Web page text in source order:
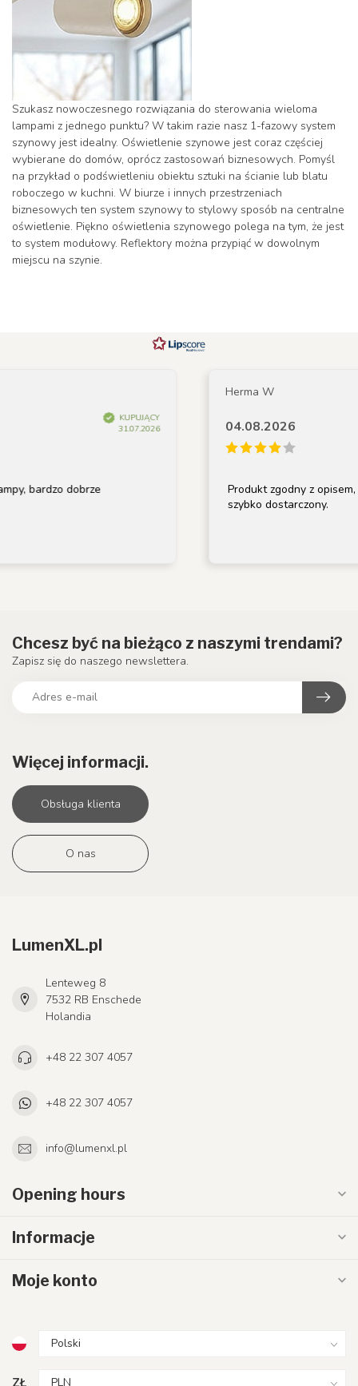
Szukasz nowoczesnego rozwiązania do sterowania wieloma
lampami z jednego punktu? W takim razie nasz 1-fazowy system
szynowy jest idealny. Oświetlenie szynowe jest coraz częściej
wybierane do domów, oprócz zastosowań biznesowych. Pomyśl
na przykład o podświetleniu obiektu sztuki na ścianie lub blatu
roboczego w kuchni. W biurze i innych przestrzeniach
biznesowych ten system szynowy to stylowy sposób na centralne
oświetlenie. Piękno oświetlenia szynowego polega na tym, że jest
to system modułowy. Reflektory można przypiąć w dowolnym
miejscu na szynie.
KUPUJĄCY
31.07.2026
dobrze
Herma W
04.08.2026
Produkt zgodny z opisem,
szybko dostarczony.
Więcej informacji.
Obsługa klienta
O nas
Chcesz być na bieżąco z naszymi trendami?
Zapisz się do naszego newslettera.
LumenXL.pl
Lenteweg 8
7532 RB Enschede
Holandia
+48 22 307 4057
+48 22 307 4057
info@lumenxl.pl
Opening hours
Informacje
Moje konto
ZŁ